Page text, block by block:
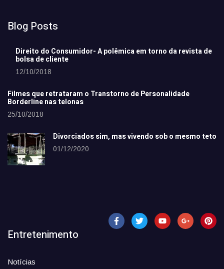
Blog Posts
Direito do Consumidor- A polêmica em torno da revista de
bolsa de cliente
12/10/2018
Filmes que retrataram o Transtorno de Personalidade
Borderline nas telonas
25/10/2018
Divorciados sim, mas vivendo sob o mesmo teto
01/12/2020
Entretenimento
Notícias